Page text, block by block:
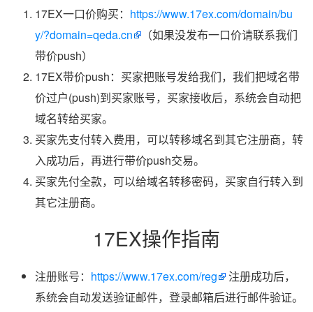
17EX一口价购买： https://www.17ex.com/domain/bu
y/?domain=qeda.cn
（如果没发布一口价请联系我们
带价push）
17EX带价push：买家把账号发给我们，我们把域名带
价过户(push)到买家账号，买家接收后，系统会自动把
域名转给买家。
买家先支付转入费用，可以转移域名到其它注册商，转
入成功后，再进行带价push交易。
买家先付全款，可以给域名转移密码，买家自行转入到
其它注册商。
17EX操作指南
注册账号： https://www.17ex.com/reg
注册成功后，
系统会自动发送验证邮件，登录邮箱后进行邮件验证。